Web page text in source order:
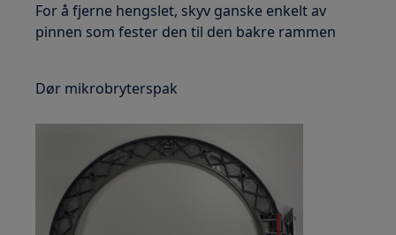
For å fjerne hengslet, skyv ganske enkelt av
pinnen som fester den til den bakre rammen
Dør mikrobryterspak